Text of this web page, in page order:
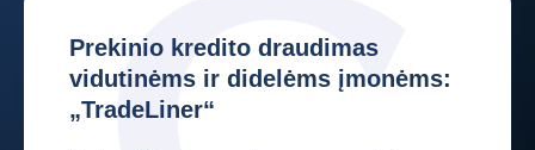
Prekinio kredito draudimas
vidutinėms ir didelėms įmonėms:
„TradeLiner“